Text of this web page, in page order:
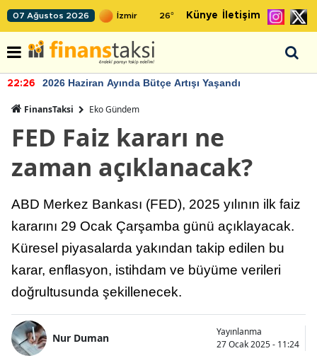
07 Ağustos 2026 26° Künye İletişim
22:26 2026 Haziran Ayında Bütçe Artışı Yaşandı
FinansTaksi Eko Gündem
FED Faiz kararı ne
zaman açıklanacak?
ABD Merkez Bankası (FED), 2025 yılının ilk faiz
kararını 29 Ocak Çarşamba günü açıklayacak.
Küresel piyasalarda yakından takip edilen bu
karar, enflasyon, istihdam ve büyüme verileri
doğrultusunda şekillenecek.
Nur Duman
Yayınlanma
27 Ocak 2025 - 11:24